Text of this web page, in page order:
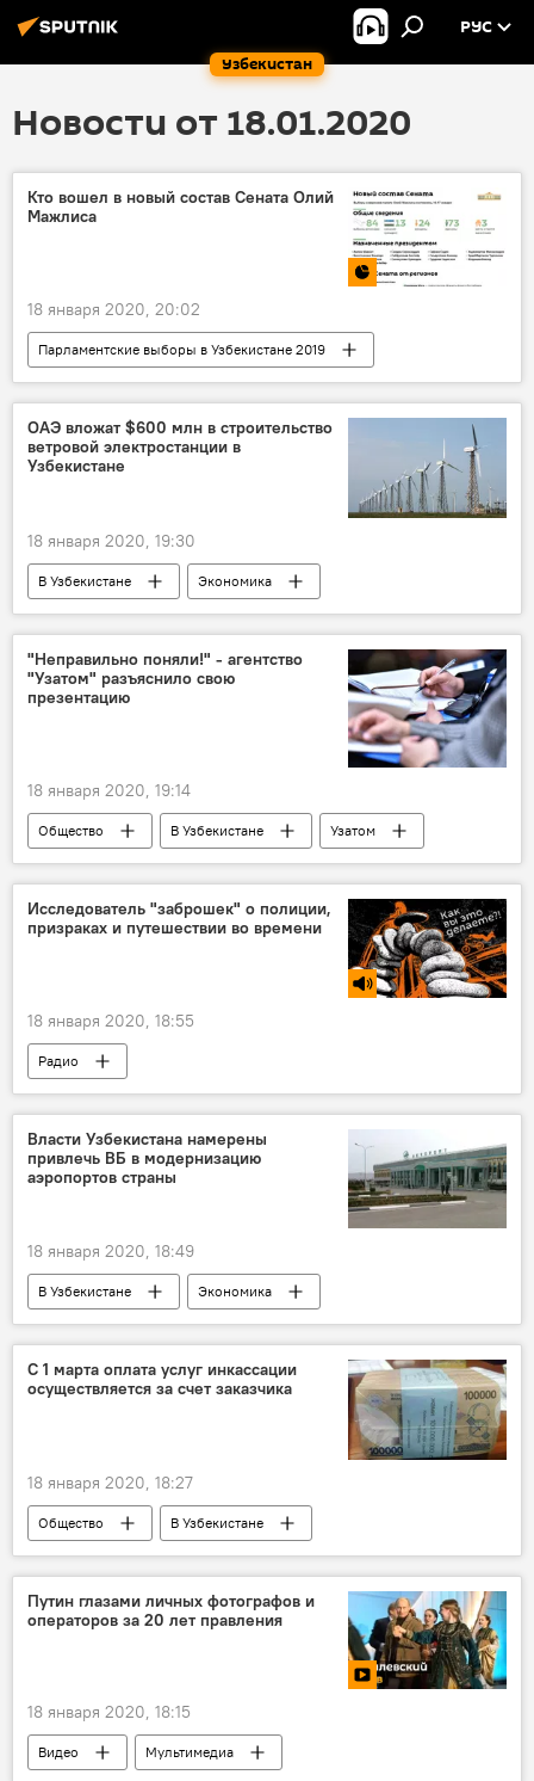
Узбекистан
РУС
Новости от 18.01.2020
Кто вошел в новый состав Сената Олий
Мажлиса
18 января 2020, 20:02
Парламентские выборы в Узбекистане 2019
В Узбекистане
Инфографика
Мультимедиа
Политика
ОАЭ вложат $600 млн в строительство
ветровой электростанции в
Узбекистане
18 января 2020, 19:30
В Узбекистане
Экономика
министерство
Инвестиции
Торговля
Соглашение
подписание документов
"Неправильно поняли!" - агентство
"Узатом" разъяснило свою
презентацию
18 января 2020, 19:14
Общество В Узбекистане
Узатом
пресс-конференция
Узбекистан
Исследователь "заброшек" о полиции,
призраках и путешествии во времени
18 января 2020, 18:55
Радио
Власти Узбекистана намерены
привлечь ВБ в модернизацию
аэропортов страны
18 января 2020, 18:49
В Узбекистане
Экономика
Министерство транспорта Республики Узбекистан
аэропорт
Узбекистан
С 1 марта оплата услуг инкассации
осуществляется за счет заказчика
18 января 2020, 18:27
Общество
В Узбекистане
Экономика
Республиканская Служба инкассации
предприниматель
предпринимательство
Путин глазами личных фотографов и
операторов за 20 лет правления
18 января 2020, 18:15
Видео Мультимедиа